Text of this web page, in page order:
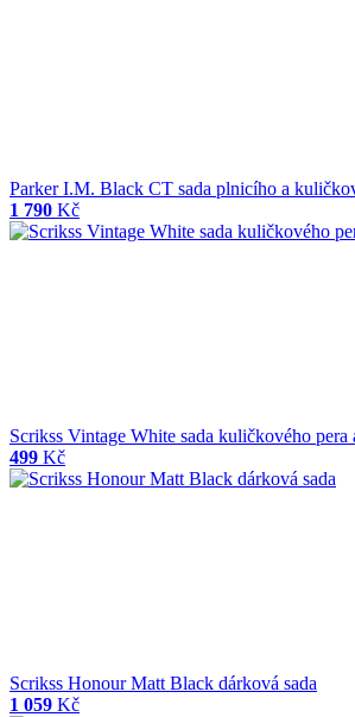
Parker I.M. Black CT sada plnicího a
1 790 Kč
Scrikss Vintage White sada kuličkového pera
499 Kč
Scrikss Honour Matt Black dárková sada
1 059 Kč